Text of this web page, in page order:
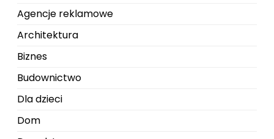
Agencje reklamowe
Architektura
Biznes
Budownictwo
Dla dzieci
Dom